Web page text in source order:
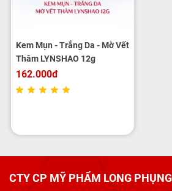
Kem Mụn - Trắng Da - Mờ Vết
Thâm LYNSHAO 12g
162.000đ
CTY CP MỸ PHẨM LONG